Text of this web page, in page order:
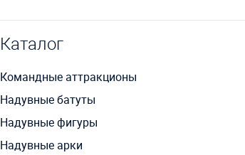
Каталог
Командные аттракционы
Надувные батуты
Надувные фигуры
Надувные арки